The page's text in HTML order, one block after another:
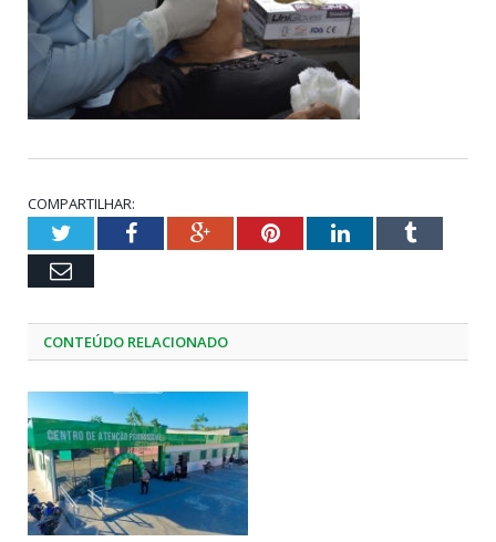
COMPARTILHAR:
TwitterFacebookGoogle+PinterestLinkedInTumblr
Email
CONTEÚDO RELACIONADO